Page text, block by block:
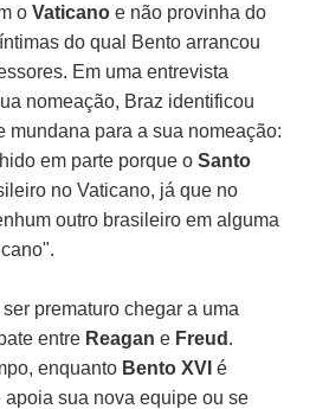
oVaticanoe não provinha do
do qual Bento arrancou
Em uma entrevista
nomeação, Braz identificou
mundana para a sua nomeação:
em parte porque oSanto
no Vaticano, já que no
outro brasileiro em alguma
prematuro chegar a uma
entre Reagane Freud .
enquanto Bento XVIé
apoia sua nova equipe ou se